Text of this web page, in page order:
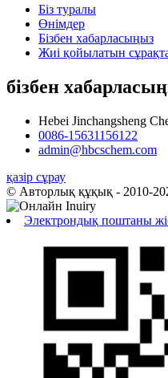
Біз туралы
Өнімдер
Бізбен хабарласыңыз
Жиі қойылатын
бізбен
Hebei Jinchangsheng
0086-15631156122
admin@hbcschem.com
қазір сұрау
© Авторлық құқық - 2010-
Электрондық поштаны